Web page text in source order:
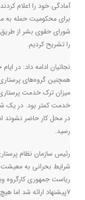
آمادگی خود را اعلام
برای محکومیت حمله به
شورای حقوی بشر از طریق
را تشریح کردیم.
نجاتیان ادامه داد: در
همچنین گروه‌های
میزان ترک خدمت
خدمت کمتر بود. در یک
در محل کار حاضر نشوند
رسید.
رئیس سازمان نظام
شرایط بحرانی به معیشت
ریاست جمهوری کارگروه
۷پیشنهاد ارائه شد